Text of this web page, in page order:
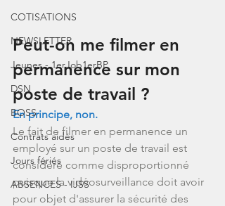
COTISATIONS
NEWSLETTER
Jeunes - 1erJob1erBP
DSN
BOSS
Contrats aidés
Jours fériés
ABSENCES - IJSS
Peut-on me filmer en
permanence sur mon
poste de travail ?
En principe, non.
Le fait de filmer en permanence un
employé sur un poste de travail est
considéré comme disproportionné
puisque la vidéosurveillance doit avoir
pour objet d'assurer la sécurité des